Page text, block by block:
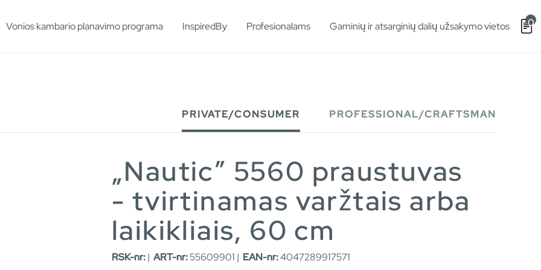
Vonios kambario planavimo programa InspiredBy Profesionalams Gaminių ir atsarginių dalių užsakymo vietos 0
PRIVATE/CONSUMER PROFESSIONAL/CRAFTSMAN
„Nautic” 5560 praustuvas
- tvirtinamas varžtais arba
laikikliais, 60 cm
RSK-nr:| ART-nr:55609901 | EAN-nr:4047289917571